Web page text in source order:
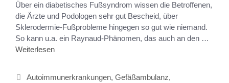
Über ein diabetisches Fußsyndrom wissen die Betroffenen,
die Ärzte und Podologen sehr gut Bescheid, über
Sklerodermie-Fußprobleme hingegen so gut wie niemand.
So kann u.a. ein Raynaud-Phänomen, das auch an den …
Weiterlesen
Autoimmunerkrankungen, Gefäßambulanz,